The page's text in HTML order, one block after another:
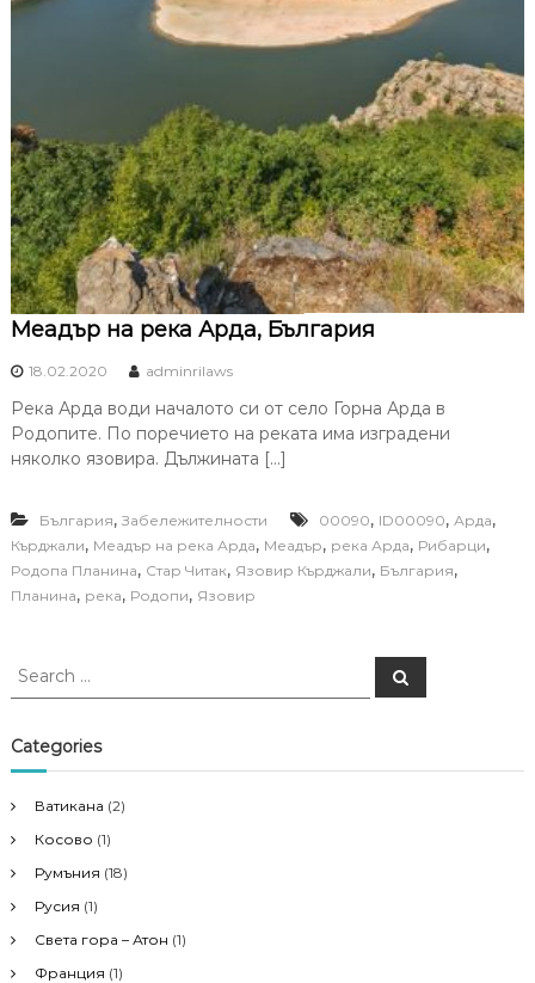
Меадър на река Арда, България
18.02.2020 adminrilaws
Река Арда води началото си от село Горна Арда в
Родопите. По поречието на реката има изградени
няколко язовира. Дължината […]
България, Забележителности 00090, ID00090, Арда,
Кърджали, Меадър на река Арда, Меадър, река Арда, Рибарци,
Родопа Планина, Стар Читак, Язовир Кърджали, България,
Планина, река, Родопи, Язовир
S
r
c
f
o
r
S
e
Categories
Ватикана (2)
Косово (1)
Румъния (18)
Русия (1)
Света гора – Атон (1)
Франция (1)